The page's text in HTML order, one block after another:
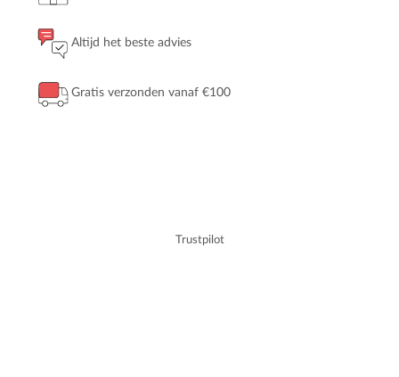
Altijd het beste advies
Gratis verzonden vanaf €100
Trustpilot